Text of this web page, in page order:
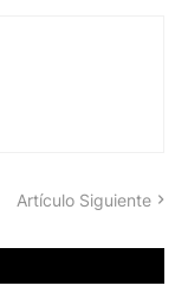
Artículo Siguiente